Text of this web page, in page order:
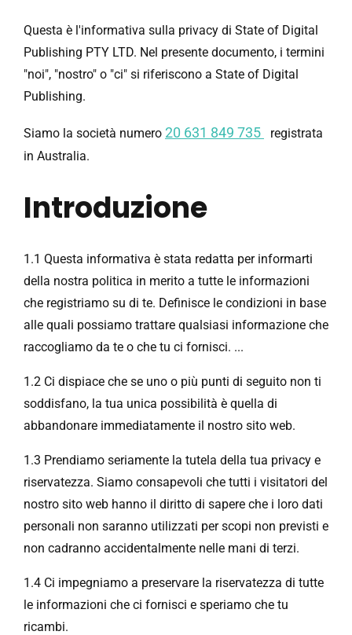
Questa è l'informativa sulla privacy di State of Digital
Publishing PTY LTD. Nel presente documento, i termini
"noi", "nostro" o "ci" si riferiscono a State of Digital
Publishing.
Siamo la società numero 20 631 849 735
registrata
in Australia.
Introduzione
1.1 Questa informativa è stata redatta per informarti
della nostra politica in merito a tutte le informazioni
che registriamo su di te. Definisce le condizioni in base
alle quali possiamo trattare qualsiasi informazione che
raccogliamo da te o che tu ci fornisci. ...
1.2 Ci dispiace che se uno o più punti di seguito non ti
soddisfano, la tua unica possibilità è quella di
abbandonare immediatamente il nostro sito web.
1.3 Prendiamo seriamente la tutela della tua privacy e
riservatezza. Siamo consapevoli che tutti i visitatori del
nostro sito web hanno il diritto di sapere che i loro dati
personali non saranno utilizzati per scopi non previsti e
non cadranno accidentalmente nelle mani di terzi.
1.4 Ci impegniamo a preservare la riservatezza di tutte
le informazioni che ci fornisci e speriamo che tu
ricambi.